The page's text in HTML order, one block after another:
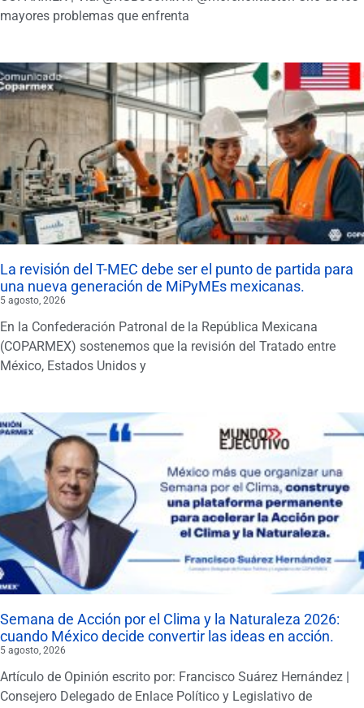
mayores problemas que enfrenta
La revisión del T-MEC debe ser el punto de partida para
una nueva generación de MiPyMEs mexicanas.
5 agosto, 2026
En la Confederación Patronal de la República Mexicana
(COPARMEX) sostenemos que la revisión del Tratado entre
México, Estados Unidos y
Semana de Acción por el Clima y la Naturaleza 2026:
cuando México decide convertir las ideas en acción.
5 agosto, 2026
Artículo de Opinión escrito por: Francisco Suárez Hernández |
Consejero Delegado de Enlace Político y Legislativo de